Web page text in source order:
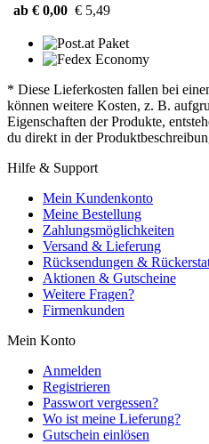
ab € 0,00 € 5,49
* Diese Lieferkosten fallen bei
können weitere Kosten, z. B.
Eigenschaften der Produkte,
du direkt in der
Hilfe & Support
Mein Kundenkonto
Meine Bestellung
Zahlungsmöglichkeiten
Versand & Lieferung
Rücksendungen &
Aktionen & Gutscheine
Weitere Fragen?
Firmenkunden
Mein Konto
Anmelden
Registrieren
Passwort vergessen?
Wo ist meine Lieferung?
Gutschein einlösen